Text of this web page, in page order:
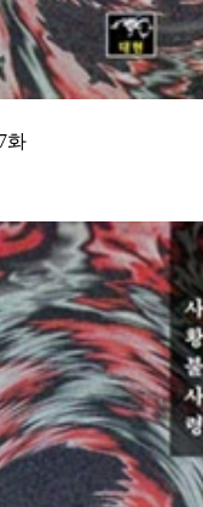
화